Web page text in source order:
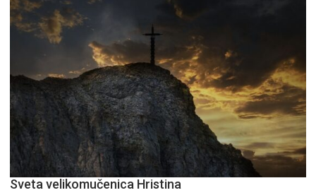
Svеta vеlikоmučеnica Hristina